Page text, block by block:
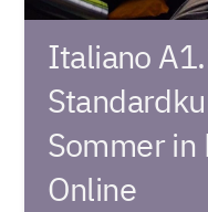
Italiano
Sommer in
Online